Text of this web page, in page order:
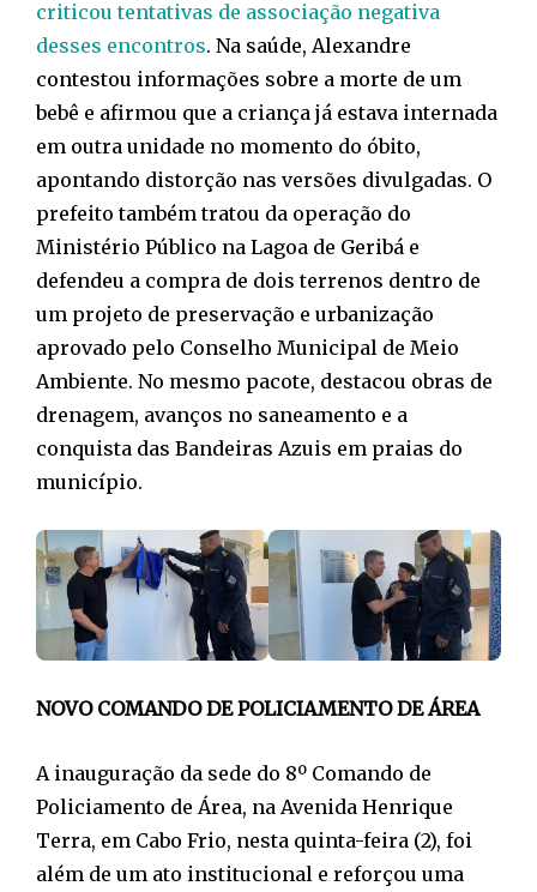
criticou tentativas de associação negativa
desses encontros. Na saúde, Alexandre
contestou informações sobre a morte de um
bebê e afirmou que a criança já estava internada
em outra unidade no momento do óbito,
apontando distorção nas versões divulgadas. O
prefeito também tratou da operação do
Ministério Público na Lagoa de Geribá e
defendeu a compra de dois terrenos dentro de
um projeto de preservação e urbanização
aprovado pelo Conselho Municipal de Meio
Ambiente. No mesmo pacote, destacou obras de
drenagem, avanços no saneamento e a
conquista das Bandeiras Azuis em praias do
município.
NOVO COMANDO DE POLICIAMENTO DE ÁREA
A inauguração da sede do 8º Comando de
Policiamento de Área, na Avenida Henrique
Terra, em Cabo Frio, nesta quinta-feira (2), foi
além de um ato institucional e reforçou uma